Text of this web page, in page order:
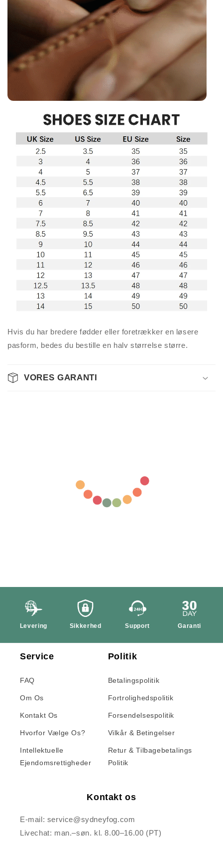
Hvis du har bredere fødder eller foretrækker en løsere
pasform, bedes du bestille en halv størrelse større.
VORES GARANTI
Levering Sikkerhed Support Garanti
Service
FAQ
Om Os
Kontakt Os
Hvorfor Vælge Os?
Intellektuelle
Ejendomsrettigheder
Politik
Betalingspolitik
Fortrolighedspolitik
Forsendelsespolitik
Vilkår & Betingelser
Retur & Tilbagebetalings
Politik
Kontakt os
E-mail: service@sydneyfog.com
Livechat: man.–søn. kl. 8.00–16.00 (PT)